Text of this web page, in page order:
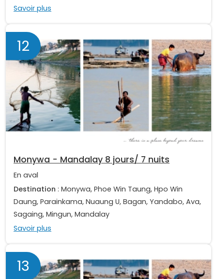
Savoir plus
12
Monywa - Mandalay 8 jours/ 7 nuits
En aval
Destination : Monywa, Phoe Win Taung, Hpo Win
Daung, Parainkama, Nuaung U, Bagan, Yandabo, Ava,
Sagaing, Mingun, Mandalay
Savoir plus
13